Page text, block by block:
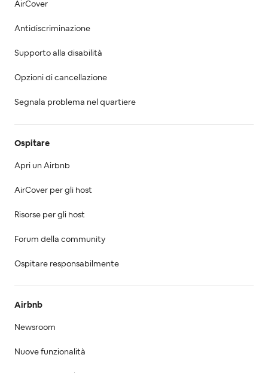
AirCover
Antidiscriminazione
Supporto alla disabilità
Opzioni di cancellazione
Segnala problema nel quartiere
Ospitare
Apri un Airbnb
AirCover per gli host
Risorse per gli host
Forum della community
Ospitare responsabilmente
Airbnb
Newsroom
Nuove funzionalità